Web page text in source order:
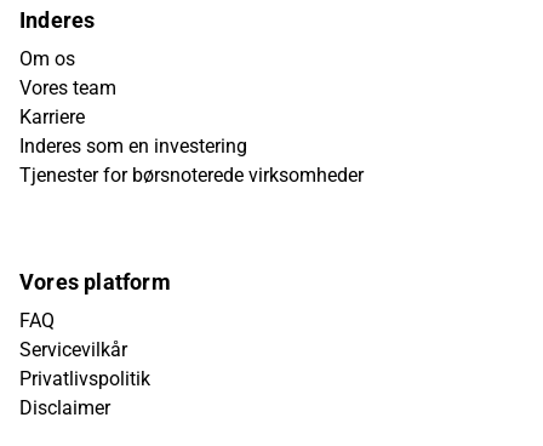
Inderes
Om os
Vores team
Karriere
Inderes som en investering
Tjenester for børsnoterede virksomheder
Vores platform
FAQ
Servicevilkår
Privatlivspolitik
Disclaimer